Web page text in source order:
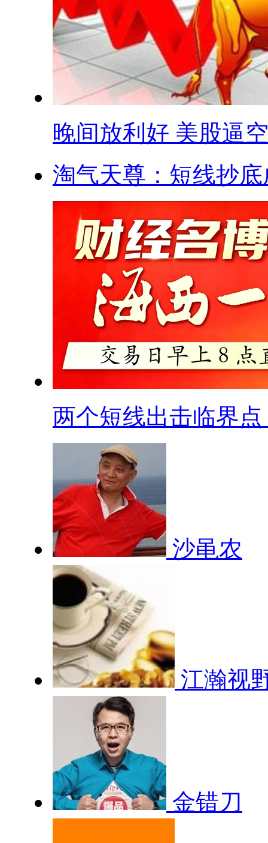
晚间放利好 美股逼
淘气天尊：短线抄
两个短线出击临界点
沙黾农
江瀚视
金错刀